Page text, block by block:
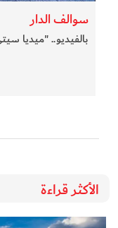
سوالف الدار
بالفيديو.. "ميديا
الأكثر قراءة